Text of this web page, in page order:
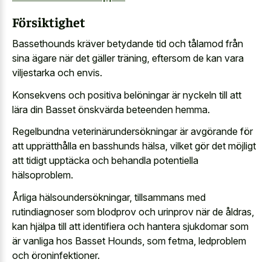
Försiktighet
Bassethounds kräver betydande tid och tålamod från
sina ägare när det gäller träning, eftersom de kan vara
viljestarka och envis.
Konsekvens och positiva belöningar är nyckeln till att
lära din Basset önskvärda beteenden hemma.
Regelbundna veterinärundersökningar är avgörande för
att upprätthålla en basshunds hälsa, vilket gör det möjligt
att tidigt upptäcka och behandla potentiella
hälsoproblem.
Årliga hälsoundersökningar, tillsammans med
rutindiagnoser som blodprov och urinprov när de åldras,
kan hjälpa till att identifiera och hantera sjukdomar som
är vanliga hos Basset Hounds, som fetma, ledproblem
och öroninfektioner.